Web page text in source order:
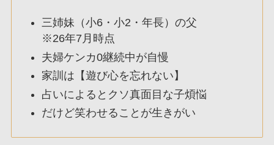
三姉妹（小6・小2・年長）の父
※26年7月時点
夫婦ケンカ0継続中が自慢
家訓は【遊び心を忘れない】
占いによるとクソ真面目な子煩悩
だけど笑わせることが生きがい